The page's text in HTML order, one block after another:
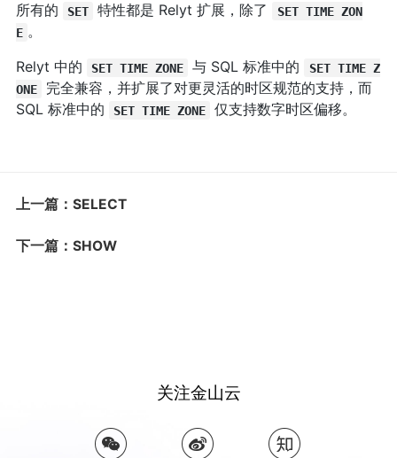
所有的 SET 特性都是 Relyt 扩展，除了
SET TIME ZON
E 。
Relyt 中的
SET TIME ZONE 与 SQL 标准中的
SET TIME Z
ONE
完全兼容，并扩展了对更灵活的时区规范的支持，而
SQL 标准中的
SET TIME ZONE 仅支持数字时区偏移。
上一篇：SELECT
下一篇：SHOW
关注金山云